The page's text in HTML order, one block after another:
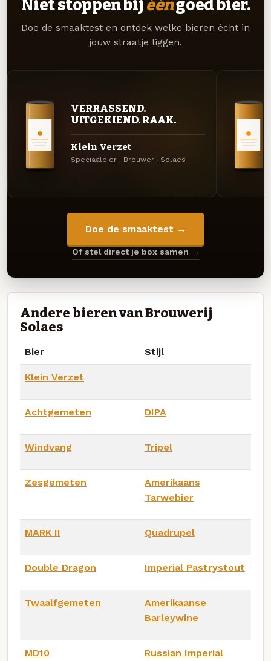
Niet stoppen bij ééngoed bier.
Doe de smaaktest en ontdek welke bieren écht in
jouw straatje liggen.
VERRASSEND.
UITGEKIEND. RAAK.
Klein Verzet
Speciaalbier · Brouwerij Solaes
Doe de smaaktest →
Of stel direct je box samen →
Andere bieren van Brouwerij
Solaes
Bier Stijl
Klein Verzet
Achtgemeten DIPA
Windvang Tripel
Zesgemeten
Amerikaans
Tarwebier
MARK II Quadrupel
Double Dragon Imperial Pastrystout
Twaalfgemeten
Amerikaanse
Barleywine
MD10
Russian Imperial